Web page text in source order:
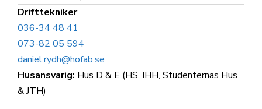
Drifttekniker
036-34 48 41
073-82 05 594
daniel.rydh@hofab.se
Husansvarig: Hus D & E (HS, IHH, Studenternas Hus
& JTH)